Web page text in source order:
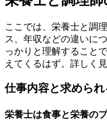
ここでは、栄養士と調
ス、年収などの違いに
っかりと理解すること
えてくるはず。詳しく
仕事内容と求めら
栄養士は食事と栄養の